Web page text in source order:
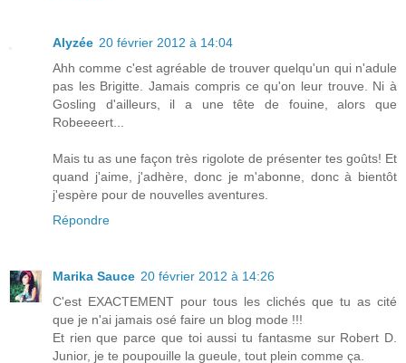
Alyzée 20 février 2012 à 14:04
Ahh comme c'est agréable de trouver quelqu'un qui n'adule
pas les Brigitte. Jamais compris ce qu'on leur trouve. Ni à
Gosling d'ailleurs, il a une tête de fouine, alors que
Robeeeert...
Mais tu as une façon très rigolote de présenter tes goûts! Et
quand j'aime, j'adhère, donc je m'abonne, donc à bientôt
j'espère pour de nouvelles aventures.
Répondre
Marika Sauce 20 février 2012 à 14:26
C'est EXACTEMENT pour tous les clichés que tu as cité
que je n'ai jamais osé faire un blog mode !!!
Et rien que parce que toi aussi tu fantasme sur Robert D.
Junior, je te poupouille la gueule, tout plein comme ça.